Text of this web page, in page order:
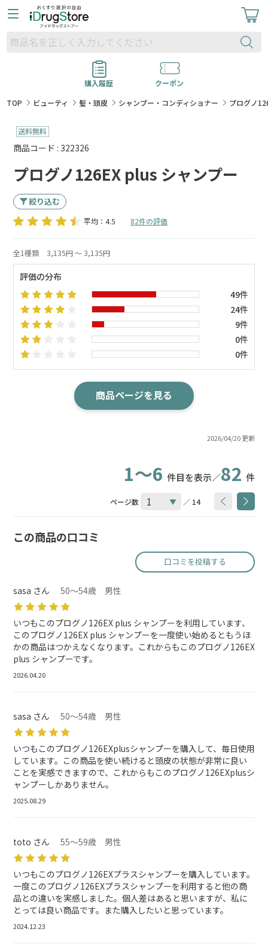
購入履歴
クーポン
TOP
ビューティ 髪・頭皮 シャンプー・コンディショナー プログノ
商品コード : 322326
プログノ126EX plus シャンプー
絞り込む
平均：4.5 82件の評価
2026/04/20 更新
全1種類 3,135円 ～ 3,135円
評価の分布
49件
24件
9件
0件
0件
商品ページを見る
1～6 件目を表示／82 件
ページ数 ／ 14
この商品の口コミ
口コミを投稿する
sasa さん 50～54歳 男性
いつもこのプログノ126EX plus シャンプーを利用しています、
このプログノ126EX plus シャンプーを一度使い始めるともうほ
かの商品はつかえなくなります。これからもこのプログノ126EX
plus シャンプーです。
2026.04.20
sasa さん 50～54歳 男性
いつもこのプログノ126EXplusシャンプーを購入して、毎日使用
しています。この商品を使い続けると頭皮の状態が非常に良い
ことを実感できますので、これからもこのプログノ126EXplusシ
ャンプーしかありません。
2025.08.29
toto さん 55～59歳 男性
いつもこのプログノ126EXプラスシャンプーを購入しています。
一度このプログノ126EXプラスシャンプーを利用すると他の商
品との違いを実感しました。個人差はあると思いますが、私に
とっては良い商品です。また購入したいと思っています。
2024.12.23